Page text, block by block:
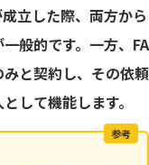
立した際、両方から
般的です。一方、FA
みと契約し、その依頼
して機能します。
参考